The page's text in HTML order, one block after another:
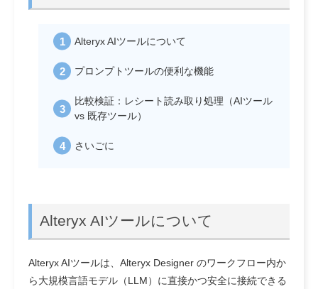
Alteryx AIツールについて
プロンプトツールの便利な機能
比較検証：レシート読み取り処理（AIツール
vs 既存ツール）
さいごに
Alteryx AIツールについて
Alteryx AIツールは、Alteryx Designer のワークフロー内か
ら大規模言語モデル（LLM）に直接かつ安全に接続できる